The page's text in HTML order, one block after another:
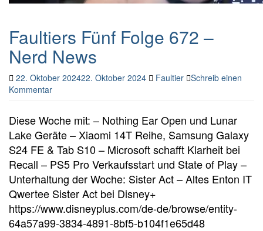
Faultiers Fünf Folge 672 –
Nerd News
22. Oktober 202422. Oktober 2024 Faultier Schreib einen
Kommentar
Diese Woche mit: – Nothing Ear Open und Lunar
Lake Geräte – Xiaomi 14T Reihe, Samsung Galaxy
S24 FE & Tab S10 – Microsoft schafft Klarheit bei
Recall – PS5 Pro Verkaufsstart und State of Play –
Unterhaltung der Woche: Sister Act – Altes Enton IT
Qwertee Sister Act bei Disney+
https://www.disneyplus.com/de-de/browse/entity-
64a57a99-3834-4891-8bf5-b104f1e65d48